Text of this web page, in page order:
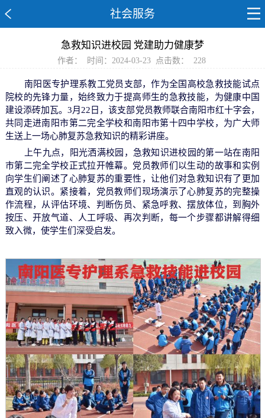
社会服务
急救知识进校园 党建助力健康梦
作者： 时间：2024-03-23 点击数： 228
南阳医专护理系教工党员支部，作为全国高校急救技能试点
院校的先锋力量，始终致力于提高师生的急救技能，为健康中国
建设添砖加瓦。3月22日，该支部党员教师联合南阳市红十字会，
共同走进南阳市第二完全学校和南阳市第十四中学校，为广大师
生送上一场心肺复苏急救知识的精彩讲座。
上午九点，阳光洒满校园，急救知识进校园的第一站在南阳
市第二完全学校正式拉开帷幕。党员教师们以生动的故事和实例
向学生们阐述了心肺复苏的重要性，让他们对急救知识有了更加
直观的认识。紧接着，党员教师们现场演示了心肺复苏的完整操
作流程，从评估环境、判断伤员、紧急呼救、摆放体位，到胸外
按压、开放气道、人工呼吸、再次判断，每一个步骤都讲解得细
致入微，使学生们深受启发。